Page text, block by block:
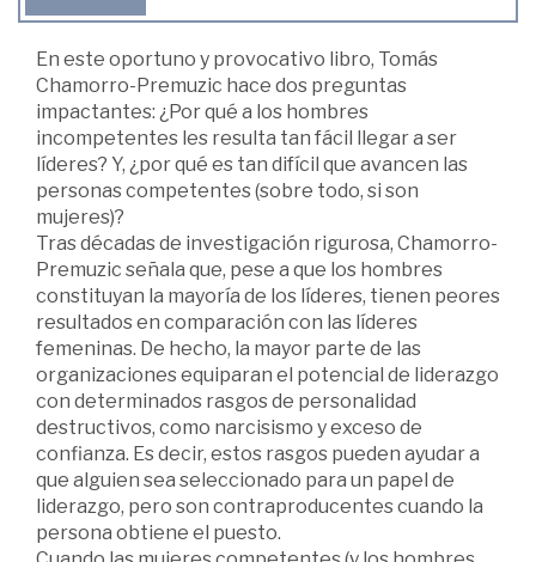
En este oportuno y provocativo libro, Tomás
Chamorro-Premuzic hace dos preguntas
impactantes: ¿Por qué a los hombres
incompetentes les resulta tan fácil llegar a ser
líderes? Y, ¿por qué es tan difícil que avancen las
personas competentes (sobre todo, si son
mujeres)?
Tras décadas de investigación rigurosa, Chamorro-
Premuzic señala que, pese a que los hombres
constituyan la mayoría de los líderes, tienen peores
resultados en comparación con las líderes
femeninas. De hecho, la mayor parte de las
organizaciones equiparan el potencial de liderazgo
con determinados rasgos de personalidad
destructivos, como narcisismo y exceso de
confianza. Es decir, estos rasgos pueden ayudar a
que alguien sea seleccionado para un papel de
liderazgo, pero son contraproducentes cuando la
persona obtiene el puesto.